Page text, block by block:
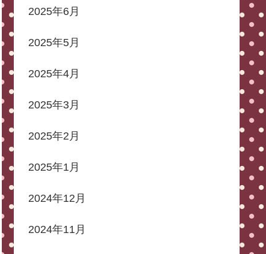
2025年6月
2025年5月
2025年4月
2025年3月
2025年2月
2025年1月
2024年12月
2024年11月